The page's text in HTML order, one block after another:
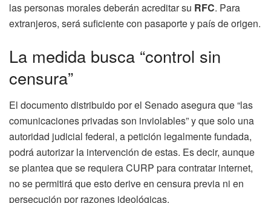
las personas morales deberán acreditar su RFC. Para
extranjeros, será suficiente con pasaporte y país de origen.
La medida busca “control sin
censura”
El documento distribuido por el Senado asegura que “las
comunicaciones privadas son inviolables” y que solo una
autoridad judicial federal, a petición legalmente fundada,
podrá autorizar la intervención de estas. Es decir, aunque
se plantea que se requiera CURP para contratar internet,
no se permitirá que esto derive en censura previa ni en
persecución por razones ideológicas.